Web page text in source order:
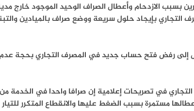
بسبب الازدحام وأعطال الصراف الوحيد الموجود خارج
التجاري بإيجاد حلول سريعة ووضع صراف بالميادين
إلى رفض فتح حساب جديد في المصرف التجاري بحجة
في تصريحات إعلامية إن صرافا واحدا في الخدمة
مستمرة بسبب الضغط عليها والانقطاع المتكرر للتيار